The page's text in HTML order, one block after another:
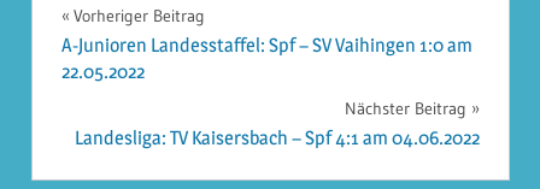
Beitragsnavigation
Vorheriger Beitrag
A-Junioren Landesstaffel: Spf – SV Vaihingen 1:0 am
22.05.2022
Nächster Beitrag
Landesliga: TV Kaisersbach – Spf 4:1 am 04.06.2022